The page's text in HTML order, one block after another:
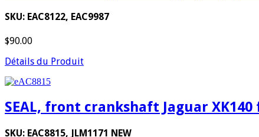
SKU: EAC8122, EAC9987
$90.00
Détails du Produit
SEAL, front crankshaft Jaguar XK140
SKU: EAC8815, JLM1171 NEW